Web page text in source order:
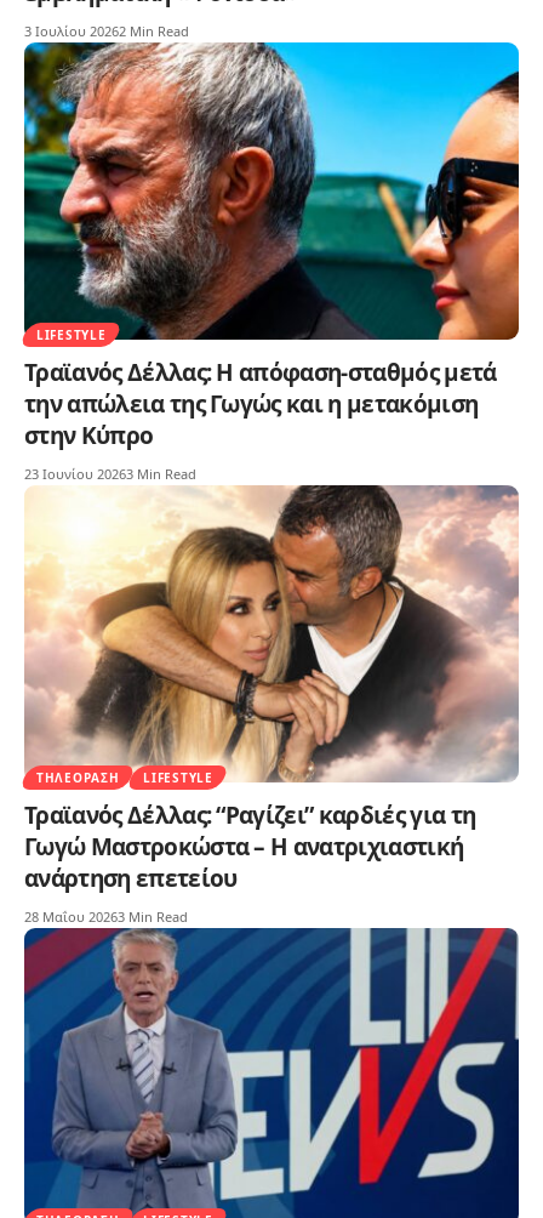
3 Ιουλίου 20262 Min Read
LIFESTYLE
Τραϊανός Δέλλας: Η απόφαση-σταθμός μετά
την απώλεια της Γωγώς και η μετακόμιση
στην Κύπρο
23 Ιουνίου 20263 Min Read
ΤΗΛΕΌΡΑΣΗ LIFESTYLE
Τραϊανός Δέλλας: “Ραγίζει” καρδιές για τη
Γωγώ Μαστροκώστα – Η ανατριχιαστική
ανάρτηση επετείου
28 Μαΐου 20263 Min Read